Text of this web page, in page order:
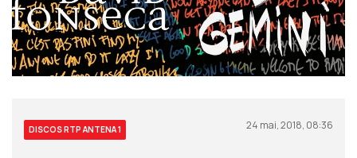
DISCOS RTP ANTENA 1 24 mai, 2018, 08:36